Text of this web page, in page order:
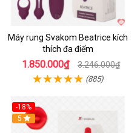
Máy rung Svakom Beatrice kích
thích đa điểm
1.850.000₫ 3.246.000₫
(885)
-18%
Hot
5